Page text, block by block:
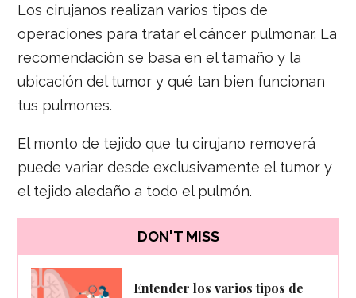
Los cirujanos realizan varios tipos de
operaciones para tratar el cáncer pulmonar. La
recomendación se basa en el tamaño y la
ubicación del tumor y qué tan bien funcionan
tus pulmones.
El monto de tejido que tu cirujano removerá
puede variar desde exclusivamente el tumor y
el tejido aledaño a todo el pulmón.
DON'T MISS
Entender los varios tipos de